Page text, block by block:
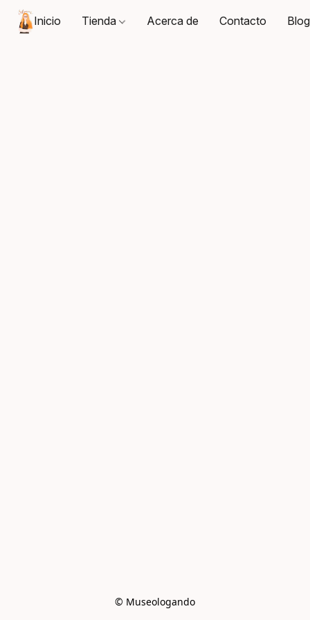
Inicio Tienda Acerca de Contacto Blog
© Museologando